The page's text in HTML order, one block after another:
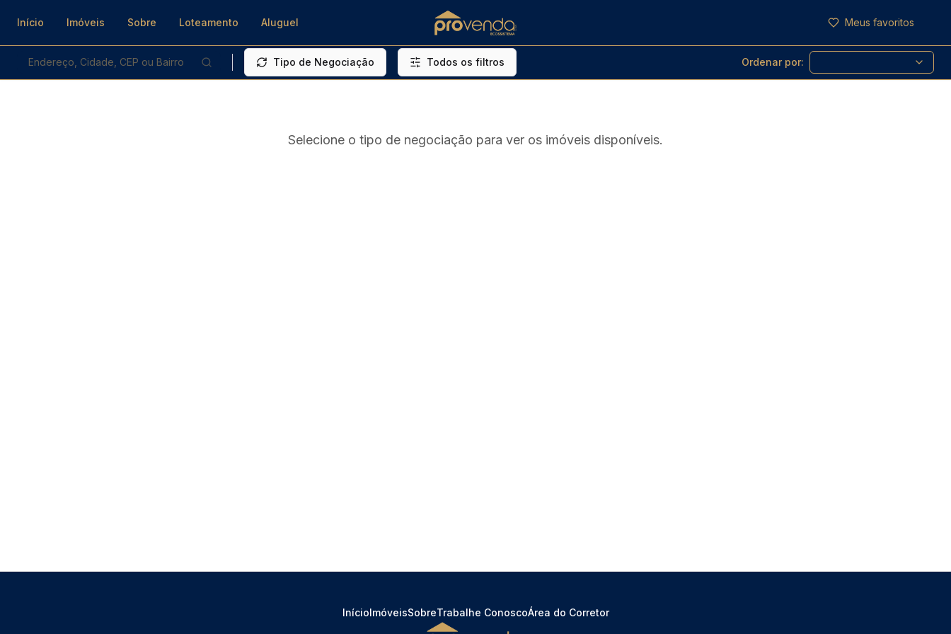
Início Imóveis Sobre Loteamento Aluguel Meus favoritos
Endereço, Cidade, CEP ou Bairro Tipo de Negociação Todos os filtros Ordenar por:
Selecione o tipo de negociação para ver os imóveis disponíveis.
InícioImóveisSobreTrabalhe ConoscoÁrea do Corretor